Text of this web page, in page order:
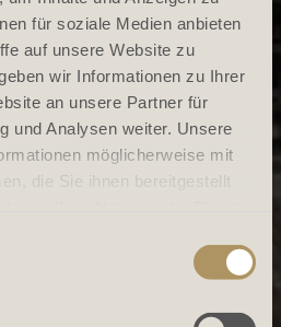
für soziale Medien anbieten
auf unsere Website zu
wir Informationen zu Ihrer
an unsere Partner für
und Analysen weiter. Unsere
möglicherweise mit
die Sie ihnen bereitgestellt